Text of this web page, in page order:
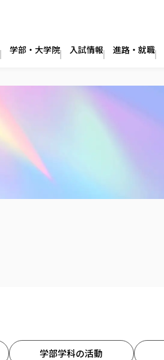
学部・大学院 入試情報 進路・就職
学部学科の活動